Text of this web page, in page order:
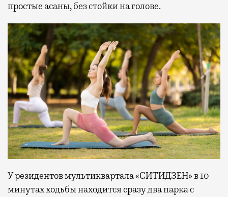
простые асаны, без стойки на голове.
У резидентов мультиквартала «СИТИДЗЕН» в 10
минутах ходьбы находится сразу два парка с